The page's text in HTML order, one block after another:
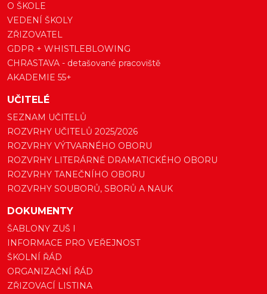
O ŠKOLE
VEDENÍ ŠKOLY
ZŘIZOVATEL
GDPR + WHISTLEBLOWING
CHRASTAVA - detašované pracoviště
AKADEMIE 55+
UČITELÉ
SEZNAM UČITELŮ
ROZVRHY UČITELŮ 2025/2026
ROZVRHY VÝTVARNÉHO OBORU
ROZVRHY LITERÁRNĚ DRAMATICKÉHO OBORU
ROZVRHY TANEČNÍHO OBORU
ROZVRHY SOUBORŮ, SBORŮ A NAUK
DOKUMENTY
ŠABLONY ZUŠ I
INFORMACE PRO VEŘEJNOST
ŠKOLNÍ ŘÁD
ORGANIZAČNÍ ŘÁD
ZŘIZOVACÍ LISTINA